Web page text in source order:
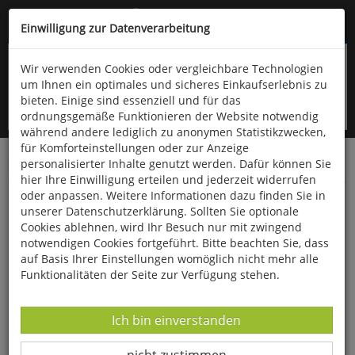
Kompletten Head der Seite überspringen
oder (06766) 9323-960
Startseite Bücher Biologie allgemein Ornithologie
Handbook of the Birds of the World
Einwilligung zur Datenverarbeitung
Wir verwenden Cookies oder vergleichbare Technologien
um Ihnen ein optimales und sicheres Einkaufserlebnis zu
bieten. Einige sind essenziell und für das
ordnungsgemäße Funktionieren der Website notwendig
während andere lediglich zu anonymen Statistikzwecken,
für Komforteinstellungen oder zur Anzeige
personalisierter Inhalte genutzt werden. Dafür können Sie
hier Ihre Einwilligung erteilen und jederzeit widerrufen
oder anpassen. Weitere Informationen dazu finden Sie in
unserer Datenschutzerklärung. Sollten Sie optionale
Cookies ablehnen, wird Ihr Besuch nur mit zwingend
notwendigen Cookies fortgeführt. Bitte beachten Sie, dass
auf Basis Ihrer Einstellungen womöglich nicht mehr alle
Funktionalitäten der Seite zur Verfügung stehen.
Datenverarbeitung -
Ich bin einverstanden